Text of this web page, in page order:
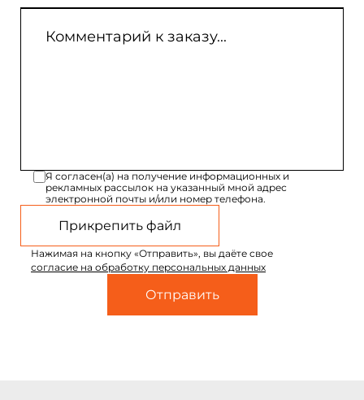
Я согласен(а) на получение информационных и
рекламных рассылок на указанный мной адрес
электронной почты и/или номер телефона.
Прикрепить файл
Нажимая на кнопку «Отправить», вы даёте свое
согласие на обработку персональных данных